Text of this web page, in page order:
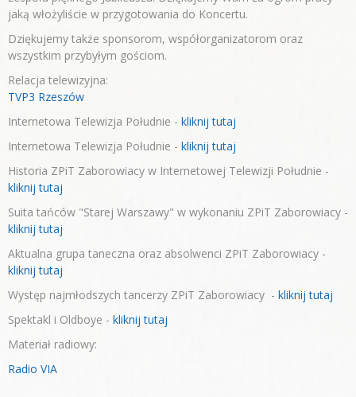
jaką włożyliście w przygotowania do Koncertu.
Dziękujemy także sponsorom, współorganizatorom oraz
wszystkim przybyłym gościom.
Relacja telewizyjna:
TVP3 Rzeszów
Internetowa Telewizja Południe - kliknij tutaj
Internetowa Telewizja Południe - kliknij tutaj
Historia ZPiT Zaborowiacy w Internetowej Telewizji Południe -
kliknij tutaj
Suita tańców "Starej Warszawy" w wykonaniu ZPiT Zaborowiacy -
kliknij tutaj
Aktualna grupa taneczna oraz absolwenci ZPiT Zaborowiacy -
kliknij tutaj
Występ najmłodszych tancerzy ZPiT Zaborowiacy - kliknij tutaj
Spektakl i Oldboye - kliknij tutaj
Materiał radiowy:
Radio VIA